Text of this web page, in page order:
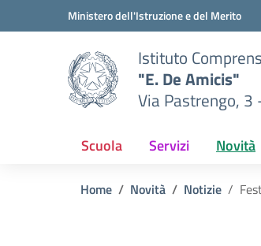
Vai ai contenuti
Vai al menu di navigazioneMinistero dell'Istruzione e del Merito
Istituto
"E. De Amicis"
Via Pastrengo,
Scuola Servizi Novità
Home Novità Notizie